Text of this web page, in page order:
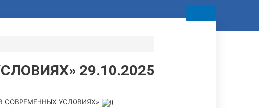
29.10.2025
В СОВРЕМЕННЫХ УСЛОВИЯХ»